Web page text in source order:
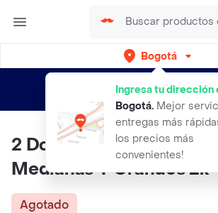
Bogotá
Ingresa tu dirección
Bogotá. Mejor
entregas más
los precios más
convenientes!
envíos gratis por semanas
2 Dog Chow Adultos
Medianas Y Grandes 2k
Agotado